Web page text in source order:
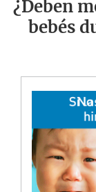
¿Deben
bebés